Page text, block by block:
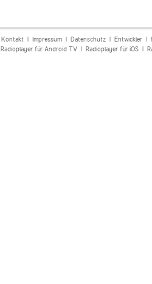
Kontakt| Impressum| Datenschutz| Entwickler|
Radioplayer für Android TV| Radioplayer für iOS|